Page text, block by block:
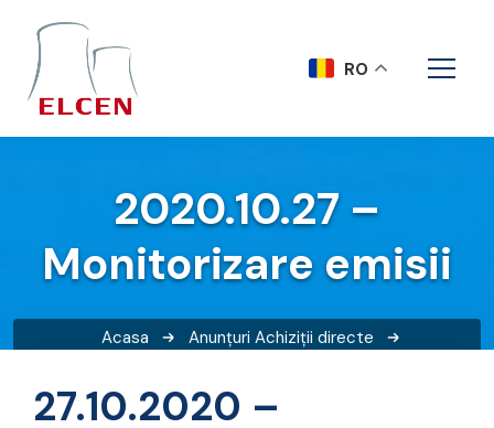
2020.10.27 –
Monitorizare emisii
Acasa Anunțuri Achiziții directe
27.10.2020 –
RO